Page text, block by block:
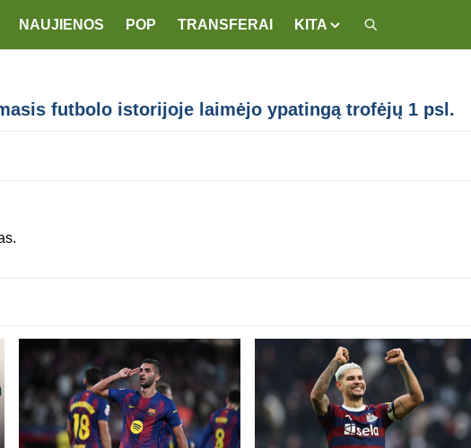
NAUJIENOS POP TRANSFERAI KITA
futbolo istorijoje laimėjo ypatingą trofėjų 1 psl.